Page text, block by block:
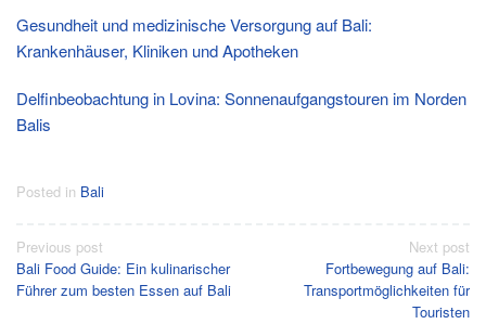
Gesundheit und medizinische Versorgung auf Bali:
Krankenhäuser, Kliniken und Apotheken
Delfinbeobachtung in Lovina: Sonnenaufgangstouren im Norden
Balis
Posted in Bali
Post
navigation
Previous post
Bali Food Guide: Ein kulinarischer
Führer zum besten Essen auf Bali
Next post
Fortbewegung auf Bali:
Transportmöglichkeiten für
Touristen